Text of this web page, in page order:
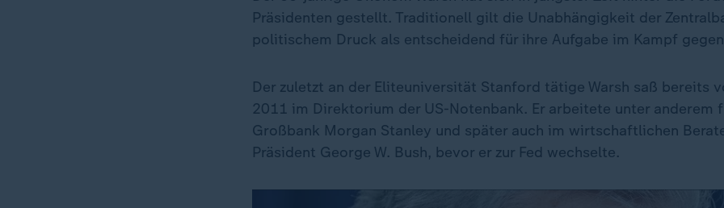
Präsidenten gestellt. Traditionell gilt die Unabhängigkeit der
politischem Druck als entscheidend für ihre Aufgabe im Kampf
Der zuletzt an der Eliteuniversität Stanford tätige Warsh saß bereits
2011 im Direktorium der US-Notenbank. Er arbeitete unter anderem
Großbank Morgan Stanley und später auch im wirtschaftlichen
Präsident George W. Bush, bevor er zur Fed wechselte.